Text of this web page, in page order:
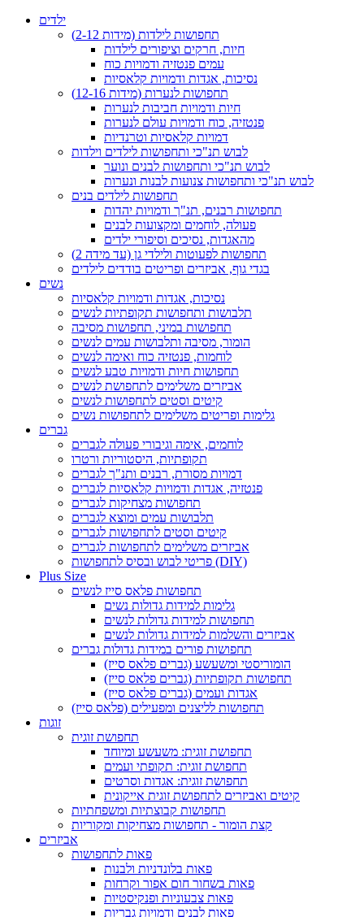
ילדים
תחפושות לילדות (מידות 2-12)
חיות, חרקים וציפורים לילדות
עמים פנטזיה ודמויות כוח
נסיכות, אגדות ודמויות קלאסיות
תחפושות לנערות (מידות 12-16)
חיות ודמויות חביבות לנערות
פנטזיה, כוח ודמויות עולם לנערות
דמויות קלאסיות וטרנדיות
לבוש תנ"כי ותחפושות לילדים וילדות
לבוש תנ"כי ותחפושות לבנים ונוער
לבוש תנ"כי ותחפושות צנועות לבנות ונערות
תחפושות לילדים בנים
תחפושות רבנים, תנ"ך ודמויות יהדות
פעולה, לוחמים ומקצועות לבנים
מהאגדות, נסיכים וסיפורי ילדים
תחפושות לפעוטות ולילדי גן (עד מידה 2)
בגדי גוף, אביזרים ופריטים בודדים לילדים
נשים
נסיכות, אגדות ודמויות קלאסיות
תלבושות ותחפושות תקופתיות לנשים
תחפושות במיני, תחפושות מסיבה
הומור, מסיבה ותלבושות עמים לנשים
לוחמות, פנטזיה כוח ואימה לנשים
תחפושות חיות ודמויות טבע לנשים
אביזרים משלימים לתחפושת לנשים
קיטים וסטים לתחפושות לנשים
גלימות ופריטים משלימים לתחפושות נשים
גברים
לוחמים, אימה וגיבורי פעולה לגברים
תקופתיות, היסטוריות ורטרו
דמויות מסורת, רבנים ותנ"ך לגברים
פנטזיה, אגדות ודמויות קלאסיות לגברים
תחפושות מצחיקות לגברים
תלבושות עמים ומוצא לגברים
קיטים וסטים לתחפושות לגברים
אביזרים משלימים לתחפושות לגברים
פריטי לבוש ובסיס לתחפושות (DIY)
Plus Size
תחפושות פלאס סייז לנשים
גלימות למידות גדולות נשים
תחפושות למידות גדולות לנשים
אביזרים והשלמות למידות גדולות לנשים
תחפושות פורים במידות גדולות גברים
הומוריסטי ומשעשע (גברים פלאס סייז)
תחפושות תקופתיות (גברים פלאס סייז)
אגדות ועמים (גברים פלאס סייז)
תחפושות לליצנים ומפעילים (פלאס סייז)
זוגות
תחפושת זוגית
תחפושת זוגית: משעשע ומיוחד
תחפושת זוגית: תקופתי ועמים
תחפושת זוגית: אגדות וסרטים
קיטים ואביזרים לתחפושת זוגית אייקונית
תחפושות קבוצתיות ומשפחתיות
קצת הומור - תחפושות מצחיקות ומקוריות
אביזרים
פאות לתחפושות
פאות בלונדניות ולבנות
פאות בשחור חום אפור וקרחות
פאות צבעוניות ופנקיסטיות
פאות לבנים ודמויות גבריות